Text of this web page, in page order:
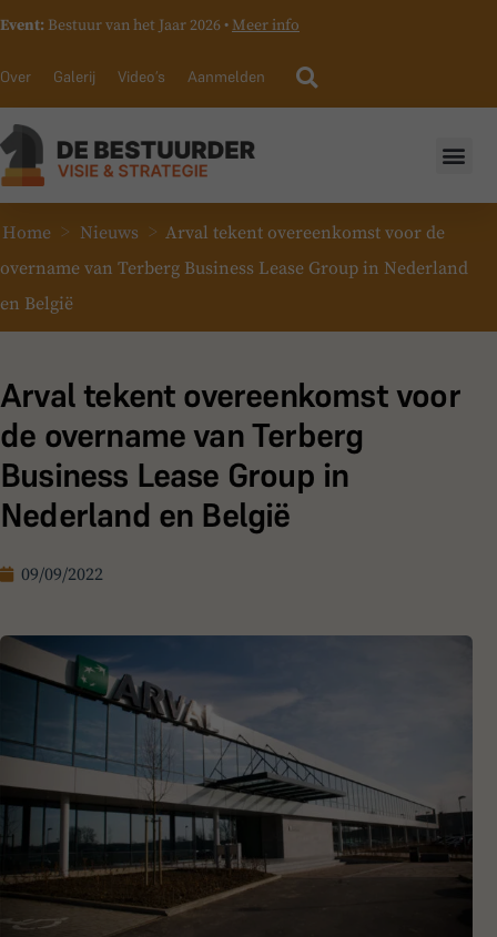
Event: Bestuur van het Jaar 2026 • Meer info
Over Galerij Video’s Aanmelden
Home > Nieuws > Arval tekent overeenkomst voor de
overname van Terberg Business Lease Group in Nederland
en België
Arval tekent overeenkomst voor
de overname van Terberg
Business Lease Group in
Nederland en België
09/09/2022